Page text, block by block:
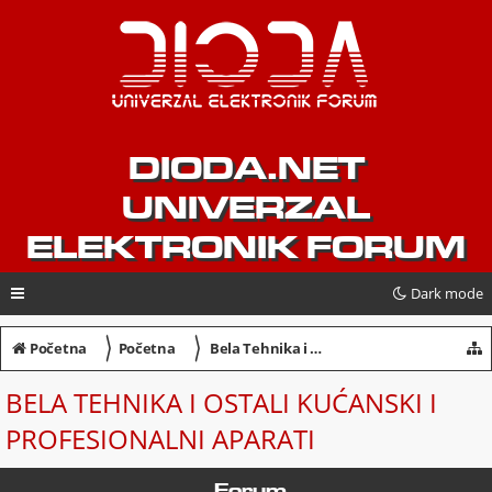
DIODA.NET
UNIVERZAL
ELEKTRONIK FORUM
Dark mode
Početna 〉 Početna 〉 Bela Tehnika i ostali kućanski i profesionalni aparati
BELA TEHNIKA I OSTALI KUĆANSKI I
PROFESIONALNI APARATI